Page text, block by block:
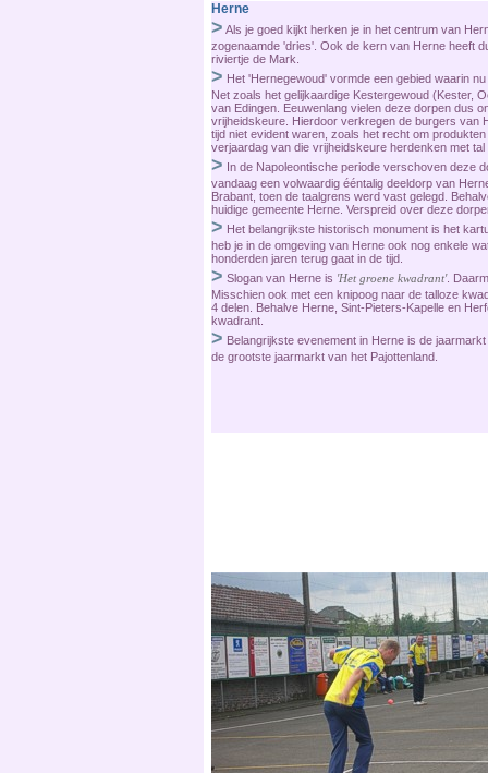
Herne
> Als je goed kijkt herken je in het centrum van
zogenaamde 'dries'. Ook de kern van Herne heeft
riviertje de Mark.
> Het 'Hernegewoud' vormde een gebied waarin
Net zoals het gelijkaardige Kestergewoud (Kester,
van Edingen. Eeuwenlang vielen deze dorpen dus
vrijheidskeure. Hierdoor verkregen de burgers van
tijd niet evident waren, zoals het recht om
verjaardag van die vrijheidskeure herdenken met
> In de Napoleontische periode verschoven deze
vandaag een volwaardig ééntalig deeldorp van
Brabant, toen de taalgrens werd vast gelegd.
huidige gemeente Herne. Verspreid over deze
> Het belangrijkste historisch monument is het
heb je in de omgeving van Herne ook nog enkele
honderden jaren terug gaat in de tijd.
> Slogan van Herne is 'Het groene kwadrant'.
Misschien ook met een knipoog naar de talloze
4 delen. Behalve Herne, Sint-Pieters-Kapelle en
kwadrant.
> Belangrijkste evenement in Herne is de
de grootste jaarmarkt van het Pajottenland.